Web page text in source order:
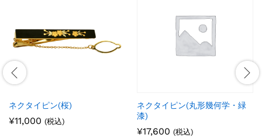
ネクタイピン(桜)
¥11,000 (税込)
ネクタイピン(丸形幾何学・緑
漆)
¥17,600 (税込)